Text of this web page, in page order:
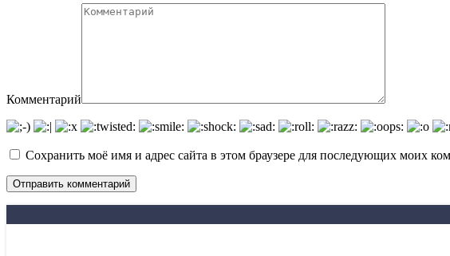
Комментарий
Сохранить моё имя и адрес сайта в этом браузере для последующих моих